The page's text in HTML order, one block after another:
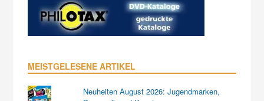
MEISTGELESENE ARTIKEL
Neuheiten August 2026: Jugendmarken,